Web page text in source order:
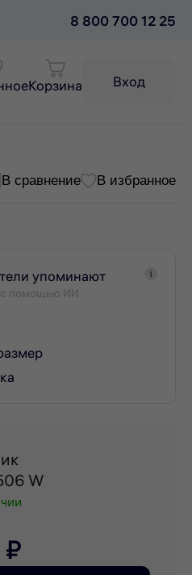
8 800 700 12 25
Корзина Вход
В сравнение В избранное
упоминают
с помощью ИИ
i
W
₽